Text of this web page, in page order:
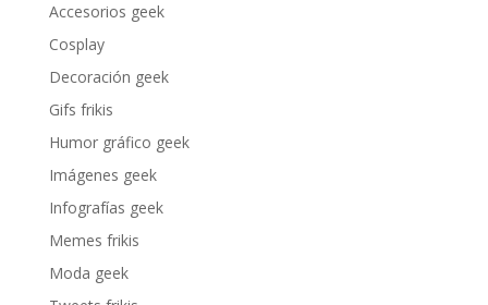
Accesorios geek
Cosplay
Decoración geek
Gifs frikis
Humor gráfico geek
Imágenes geek
Infografías geek
Memes frikis
Moda geek